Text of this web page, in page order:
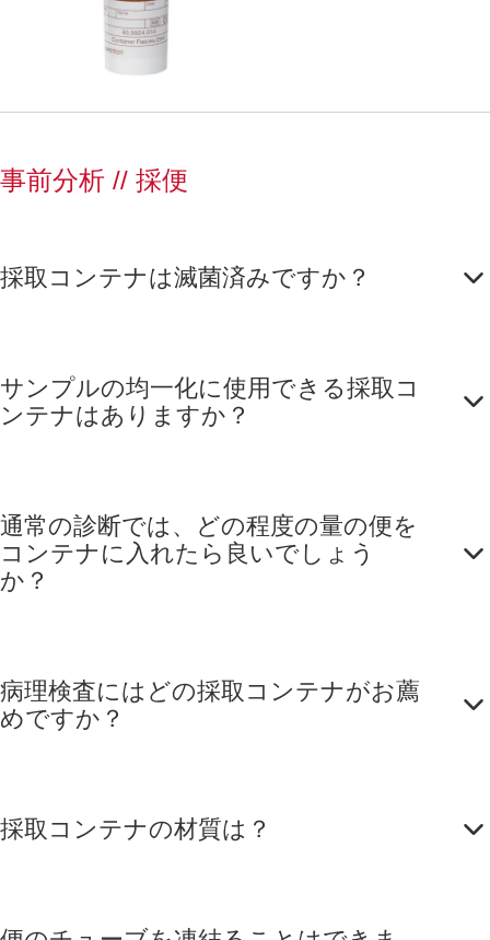
事前分析 // 採便
採取コンテナは滅菌済みですか？
サンプルの均一化に使用できる採取コ
ンテナはありますか？
通常の診断では、どの程度の量の便を
コンテナに入れたら良いでしょう
か？
病理検査にはどの採取コンテナがお薦
めですか？
採取コンテナの材質は？